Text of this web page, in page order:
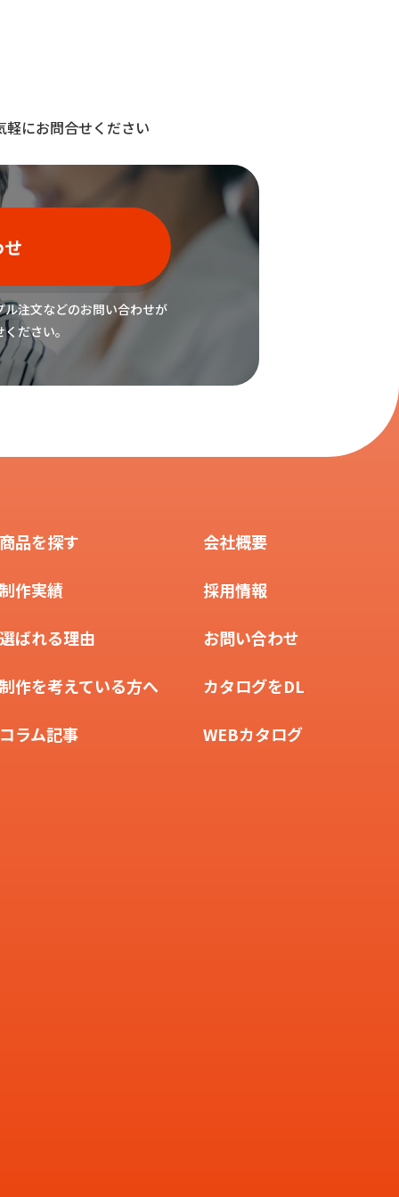
にお問合せください
ル注文などのお問い合わせが
ださい。
商品を探す
制作実績
選ばれる理由
制作を考えている方へ
コラム記事
会社概要
採用情報
お問い合わせ
カタログをDL
WEBカタログ